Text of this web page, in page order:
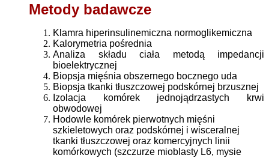
Metody badawcze
Klamra hiperinsulinemiczna normoglikemiczna
Kalorymetria pośrednia
Analiza składu ciała metodą impedancji
bioelektrycznej
Biopsja mięśnia obszernego bocznego uda
Biopsja tkanki tłuszczowej podskórnej brzusznej
Izolacja komórek jednojądrzastych krwi
obwodowej
Hodowle komórek pierwotnych mięśni
szkieletowych oraz podskórnej i wisceralnej
tkanki tłuszczowej oraz komercyjnych linii
komórkowych (szczurze mioblasty L6, mysie